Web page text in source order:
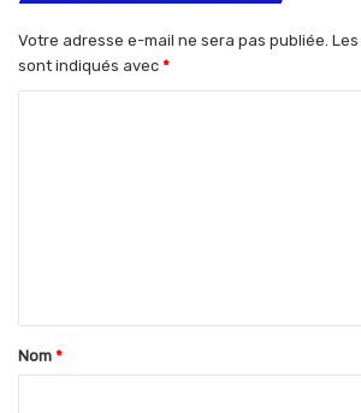
Votre adresse e-mail ne sera pas publiée.
sont indiqués avec *
t
a
Nom *